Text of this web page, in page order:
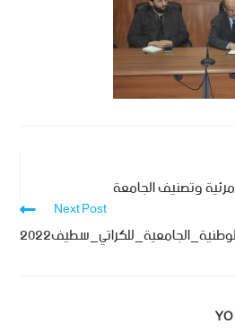
مرئية وتصنيف الجامعة
Next Post